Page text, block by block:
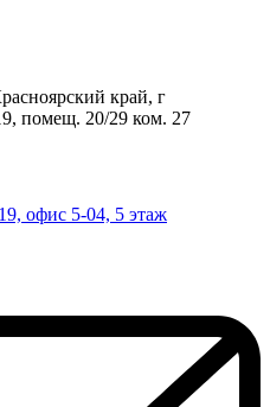
край, г
помещ. 20/29 ком. 27
офис 5-04, 5 этаж